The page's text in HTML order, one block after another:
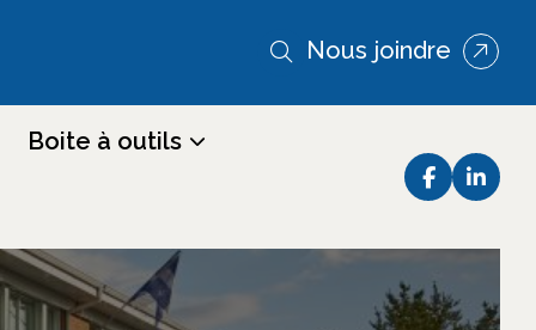
Nous joindre
Boite à outils